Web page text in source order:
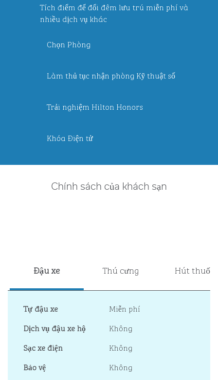
Tích điểm để đổi đêm lưu trú miễn phí và
nhiều dịch vụ khác
Chọn Phòng
Làm thủ tục nhận phòng Kỹ thuật số
Trải nghiệm Hilton Honors
Khóa Điện tử
Chính sách của khách sạn
Đậu xe Thú cưng Hút thuốc
Tự đậu xe
Miễn phí
Dịch vụ đậu xe hộ
Không
Sạc xe điện
Không
Bảo vệ
Không